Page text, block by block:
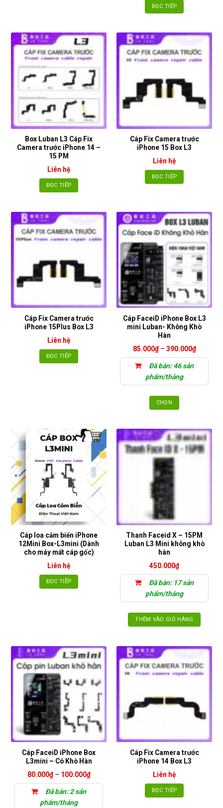
ĐỌC TIẾP
Box Luban L3 Cáp Fix
Camera trước iPhone 14 –
15 PM
Liên hệ
ĐỌC TIẾP
Cáp Fix Camera trước
iPhone 15 Box L3
Liên hệ
ĐỌC TIẾP
Cáp Fix Camera trước
iPhone 15Plus Box L3
Liên hệ
ĐỌC TIẾP
Cáp FaceiD iPhone Box L3
mini Luban- Không Khò
Hàn
85.000₫ – 390.000₫Khoảng
giá:
Đã bán: 46 sản
phẩm/tháng
CHỌN
này
có
nhiều
biến
thể.
Các
chọn
có
được
chọn
trên
trang
sản
phẩm
Cáp loa cảm biến iPhone
12Mini Box-L3mini (Dành
cho máy mất cáp gốc)
Liên hệ
ĐỌC TIẾP
Thanh Faceid X – 15PM
Luban L3 Mini không khò
hàn
450.000₫
Đã bán: 17 sản
phẩm/tháng
THÊM VÀO GIỎ HÀNG
Cáp FaceiD iPhone Box
L3mini – Có Khò Hàn
80.000₫ – 100.000₫Khoảng
giá:
Đã bán: 2 sản
phẩm/tháng
Cáp Fix Camera trước
iPhone 14 Box L3
Liên hệ
ĐỌC TIẾP